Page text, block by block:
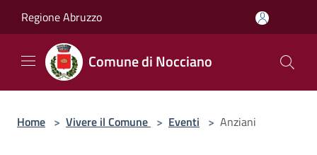
Regione Abruzzo
Comune di Nocciano
Home > Vivere il Comune > Eventi > Anziani